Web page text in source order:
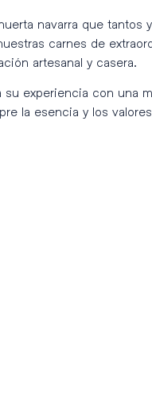
navarra que tantos
carnes de
artesanal y casera.
experiencia con una
la esencia y los